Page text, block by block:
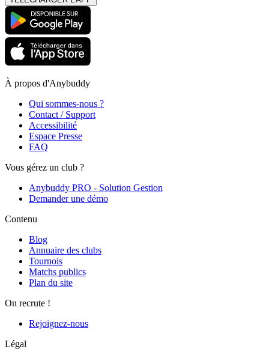
À propos d'Anybuddy
Qui sommes-nous ?
Contact / Support
Accessibilité
Espace Presse
FAQ
Vous gérez un club ?
Anybuddy PRO - Solution Gestion
Demander une démo
Contenu
Blog
Annuaire des clubs
Tournois
Matchs publics
Plan du site
On recrute !
Rejoignez-nous
Légal